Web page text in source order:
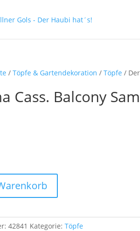
/Töpfe & Gartendekoration /Töpfe /
Cass. Balcony
42841 Kategorie:Töpfe